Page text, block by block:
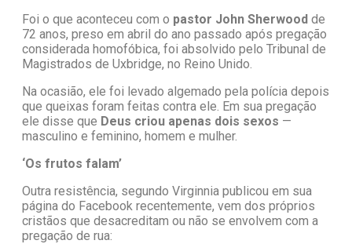
Foi o que aconteceu com o pastor John Sherwood de
72 anos, preso em abril do ano passado após pregação
considerada homofóbica, foi absolvido pelo Tribunal de
Magistrados de Uxbridge, no Reino Unido.
Na ocasião, ele foi levado algemado pela polícia depois
que queixas foram feitas contra ele. Em sua pregação
ele disse que Deus criou apenas dois sexos —
masculino e feminino, homem e mulher.
‘Os frutos falam’
Outra resistência, segundo Virginnia publicou em sua
página do Facebook recentemente, vem dos próprios
cristãos que desacreditam ou não se envolvem com a
pregação de rua: